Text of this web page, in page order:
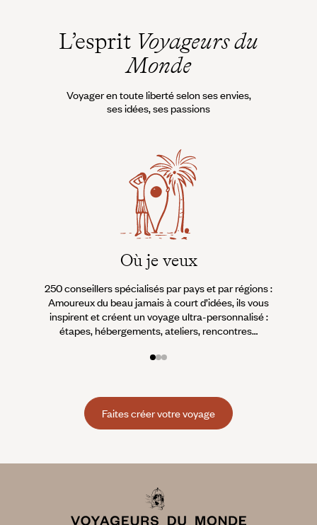
L’esprit Voyageurs du
Monde
Voyager en toute liberté selon ses envies,
ses idées, ses passions
Où je veux
250 conseillers spécialisés par pays et par régions :
Amoureux du beau jamais à court d’idées, ils vous
inspirent et créent un voyage ultra-personnalisé :
étapes, hébergements, ateliers, rencontres…
Faites créer votre voyage